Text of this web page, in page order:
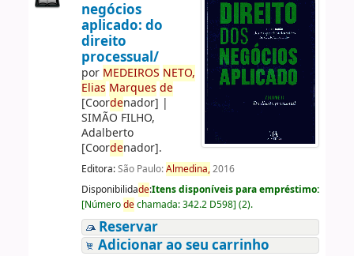
negócios
aplicado: do
direito
processual/
por MEDEIROS NETO,
Elias Marques de
[Coordenador] |
SIMÃO FILHO,
Adalberto
[Coordenador].
Editora:São Paulo:Almedina,2016
Disponibilidade:Itens disponíveis para empréstimo:
[Númerodechamada:342.2 D598] (2).
Reservar
Adicionar ao seu carrinho